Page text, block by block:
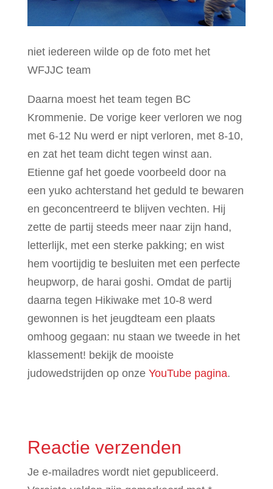
niet iedereen wilde op de foto met het
WFJJC team
Daarna moest het team tegen BC
Krommenie. De vorige keer verloren we nog
met 6-12 Nu werd er nipt verloren, met 8-10,
en zat het team dicht tegen winst aan.
Etienne gaf het goede voorbeeld door na
een yuko achterstand het geduld te bewaren
en geconcentreerd te blijven vechten. Hij
zette de partij steeds meer naar zijn hand,
letterlijk, met een sterke pakking; en wist
hem voortijdig te besluiten met een perfecte
heupworp, de harai goshi. Omdat de partij
daarna tegen Hikiwake met 10-8 werd
gewonnen is het jeugdteam een plaats
omhoog gegaan: nu staan we tweede in het
klassement! bekijk de mooiste
judowedstrijden op onze YouTube pagina.
Reactie verzenden
Je e-mailadres wordt niet gepubliceerd.